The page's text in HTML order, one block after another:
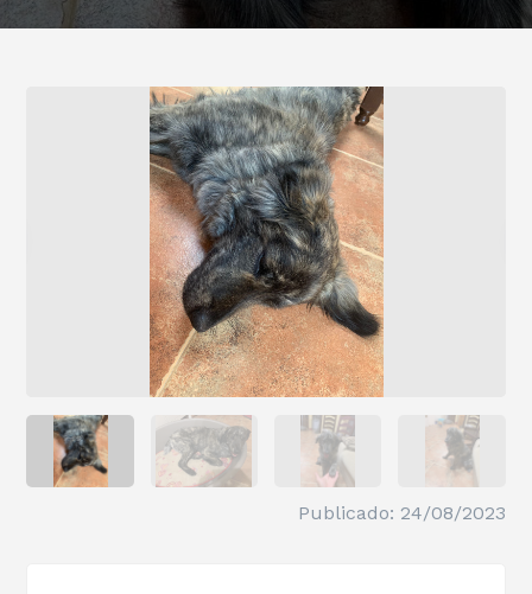
Publicado: 24/08/2023